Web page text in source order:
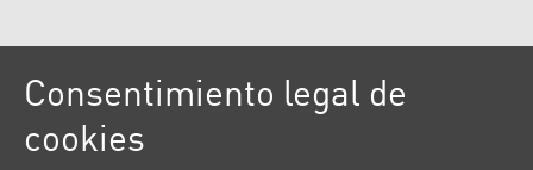
Consentimiento legal de
cookies